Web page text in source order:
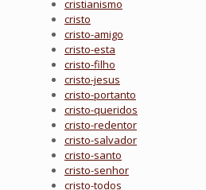
cristianismo
cristo
cristo-amigo
cristo-esta
cristo-filho
cristo-jesus
cristo-portanto
cristo-queridos
cristo-redentor
cristo-salvador
cristo-santo
cristo-senhor
cristo-todos